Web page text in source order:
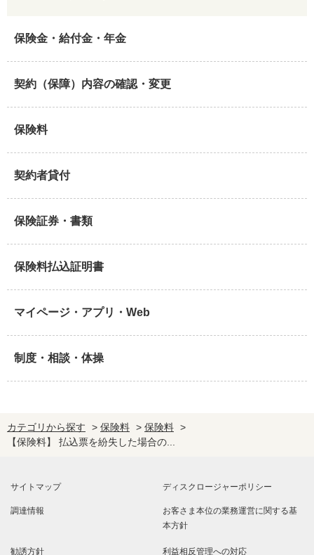
保険金・給付金・年金
契約（保障）内容の確認・変更
保険料
契約者貸付
保険証券・書類
保険料払込証明書
マイページ・アプリ・Web
制度・相談・体操
カテゴリから探す > 保険料 > 保険料 >
【保険料】 払込票を紛失した場合の...
サイトマップ ディスクロージャーポリシー
調達情報 お客さま本位の業務運営に関する基
本方針
勧誘方針 利益相反管理への対応